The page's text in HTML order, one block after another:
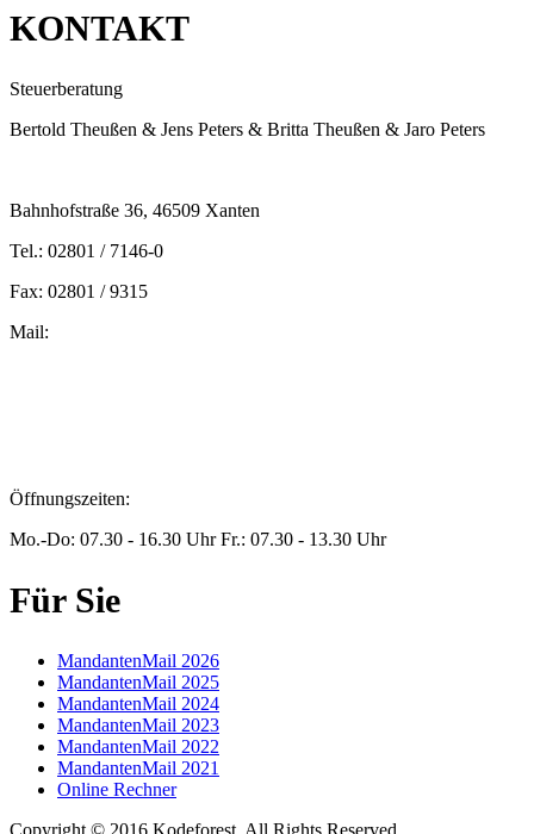
KONTAKT
Steuerberatung
Bertold Theußen & Jens Peters & Britta Theußen & Jaro Peters
Bahnhofstraße 36, 46509 Xanten
Tel.: 02801 / 7146-0
Fax: 02801 / 9315
Mail:
Öffnungszeiten:
Mo.-Do: 07.30 - 16.30 Uhr Fr.: 07.30 - 13.30 Uhr
Für Sie
MandantenMail 2026
MandantenMail 2025
MandantenMail 2024
MandantenMail 2023
MandantenMail 2022
MandantenMail 2021
Online Rechner
Copyright © 2016 Kodeforest. All Rights Reserved.